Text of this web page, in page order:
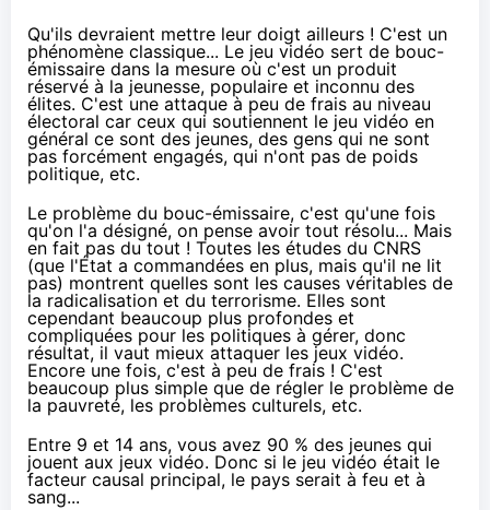
Qu'ils devraient mettre leur doigt ailleurs ! C'est un
phénomène classique... Le jeu vidéo sert de bouc-
émissaire dans la mesure où c'est un produit
réservé à la jeunesse, populaire et inconnu des
élites. C'est une attaque à peu de frais au niveau
électoral car ceux qui soutiennent le jeu vidéo en
général ce sont des jeunes, des gens qui ne sont
pas forcément engagés, qui n'ont pas de poids
politique, etc.
Le problème du bouc-émissaire, c'est qu'une fois
qu'on l'a désigné, on pense avoir tout résolu... Mais
en fait pas du tout ! Toutes les études du CNRS
(que l'État a commandées en plus, mais qu'il ne lit
pas) montrent quelles sont les causes véritables de
la radicalisation et du terrorisme. Elles sont
cependant beaucoup plus profondes et
compliquées pour les politiques à gérer, donc
résultat, il vaut mieux attaquer les jeux vidéo.
Encore une fois, c'est à peu de frais ! C'est
beaucoup plus simple que de régler le problème de
la pauvreté, les problèmes culturels, etc.
Entre 9 et 14 ans, vous avez 90 % des jeunes qui
jouent aux jeux vidéo. Donc si le jeu vidéo était le
facteur causal principal, le pays serait à feu et à
sang...